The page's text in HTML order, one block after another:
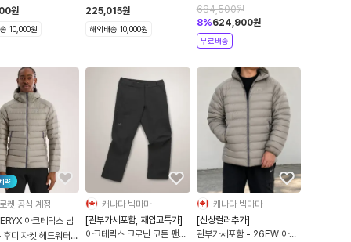
원
10,000원
10276
225,015원
해외배송 10,000원
륨 후디 남성용 자켓 경량패딩
고프코어 등산 10521
684,500원
8%624,900원
무료배송
약
켓 공식 계정
아크테릭스 남
후디 자켓 헤드워터
캐나다 빅마마
[관부가세포함, 재입고특가]
아크테릭스 크로닌 코튼 팬츠
캐나다 빅마마
[신상컬러추가]
관부가세포함 - 26FW 아크